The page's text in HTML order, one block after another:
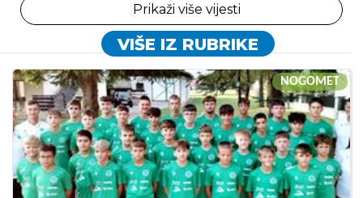
Prikaži više vijesti
VIŠE IZ RUBRIKE
NOGOMET